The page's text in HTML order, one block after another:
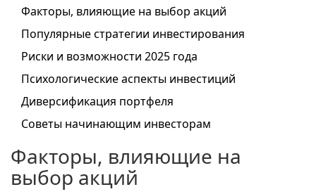
Факторы, влияющие на выбор акций
Популярные стратегии инвестирования
Риски и возможности 2025 года
Психологические аспекты инвестиций
Диверсификация портфеля
Советы начинающим инвесторам
Факторы, влияющие на
выбор акций